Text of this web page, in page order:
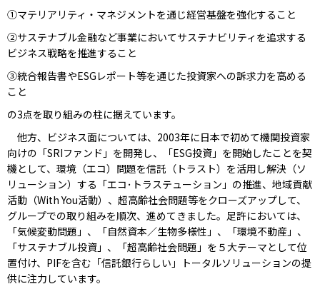
①マテリアリティ・マネジメントを通じ経営基盤を強化すること
②サステナブル金融など事業においてサステナビリティを追求する
ビジネス戦略を推進すること
③統合報告書やESGレポート等を通じた投資家への訴求力を高める
こと
の3点を取り組みの柱に据えています。
他方、ビジネス面については、2003年に日本で初めて機関投資家
向けの「SRIファンド」を開発し、「ESG投資」を開始したことを契
機として、環境（エコ）問題を信託（トラスト）を活用し解決（ソ
リューション）する「エコ･トラステューション」の推進、地域貢献
活動（With You活動）、超高齢社会問題等をクローズアップして、
グループでの取り組みを順次、進めてきました。足許においては、
「気候変動問題」、「自然資本／生物多様性」、「環境不動産」、
「サステナブル投資」、「超高齢社会問題」を５大テーマとして位
置付け、PIFを含む「信託銀行らしい」トータルソリューションの提
供に注力しています。